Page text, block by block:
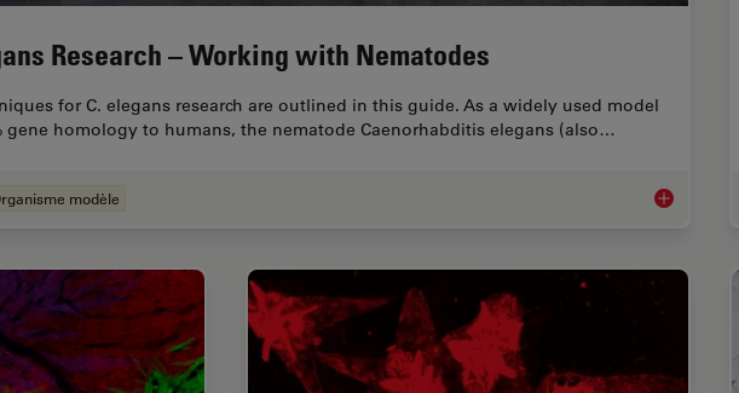
Research – Working with Nematodes
for C. elegans research are outlined in this guide. As a widely used model
gene homology to humans, the nematode Caenorhabditis elegans (also…
modèle A Guide to